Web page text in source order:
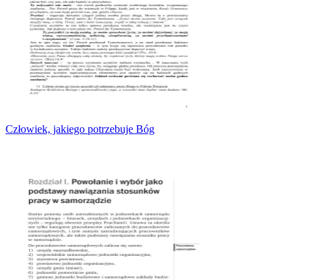
Człowiek, jakiego potrzebuje Bóg